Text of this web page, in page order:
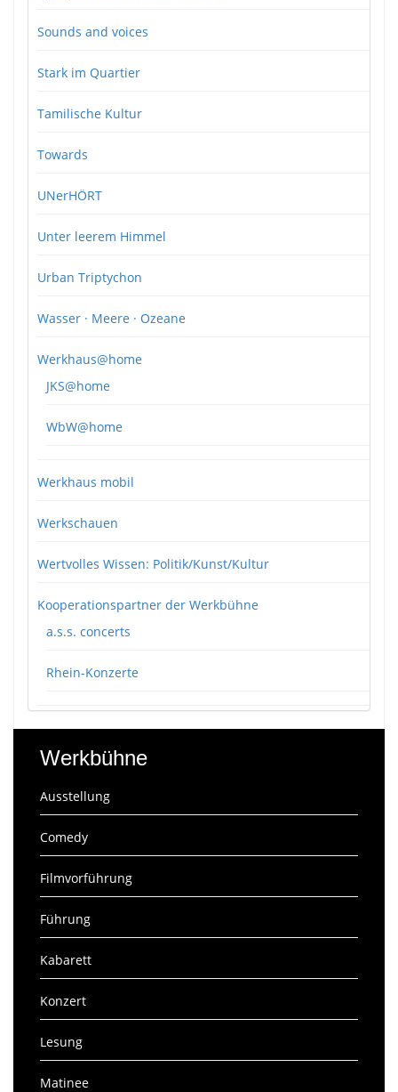
Sounds and voices
Stark im Quartier
Tamilische Kultur
Towards
UNerHÖRT
Unter leerem Himmel
Urban Triptychon
Wasser · Meere · Ozeane
Werkhaus@home
JKS@home
WbW@home
Werkhaus mobil
Werkschauen
Wertvolles Wissen: Politik/Kunst/Kultur
Kooperationspartner der Werkbühne
a.s.s. concerts
Rhein-Konzerte
Werkbühne
Ausstellung
Comedy
Filmvorführung
Führung
Kabarett
Konzert
Lesung
Matinee